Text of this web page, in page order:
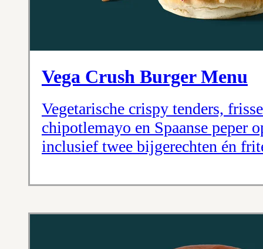
Vega Crush Burger Menu
Vegetarische crispy tenders,
chipotlemayo en Spaanse peper
inclusief twee bijgerechten én